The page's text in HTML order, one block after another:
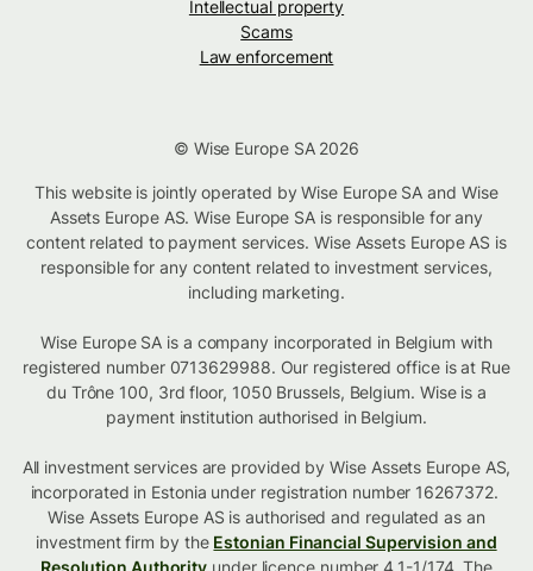
Intellectual property
Scams
Law enforcement
© Wise Europe SA 2026
This website is jointly operated by Wise Europe SA and Wise
Assets Europe AS. Wise Europe SA is responsible for any
content related to payment services. Wise Assets Europe AS is
responsible for any content related to investment services,
including marketing.
Wise Europe SA is a company incorporated in Belgium with
registered number 0713629988. Our registered office is at Rue
du Trône 100, 3rd floor, 1050 Brussels, Belgium. Wise is a
payment institution authorised in Belgium.
All investment services are provided by Wise Assets Europe AS,
incorporated in Estonia under registration number 16267372.
Wise Assets Europe AS is authorised and regulated as an
investment firm by the Estonian Financial Supervision and
Resolution Authority under licence number 4.1-1/174. The